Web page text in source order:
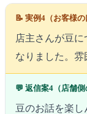
📝 実例4（お客様の
店主さんが豆
なりました。雰
💬 返信案4（店舗側
豆のお話を楽し